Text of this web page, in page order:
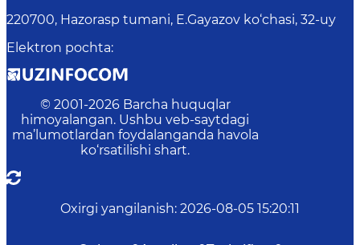
220700, Hazorasp tumani, E.Gayazov ko‘chasi, 32-uy
Elektron pochta:
© 2001-2026 Barcha huquqlar
himoyalangan. Ushbu veb-saytdagi
ma’lumotlardan foydalanganda havola
ko‘rsatilishi shart.
Oxirgi yangilanish: 2026-08-05 15:20:11